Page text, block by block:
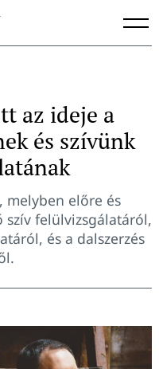
az ideje a
és szívünk
melyben előre és
szív felülvizsgálatáról,
és a dalszerzés